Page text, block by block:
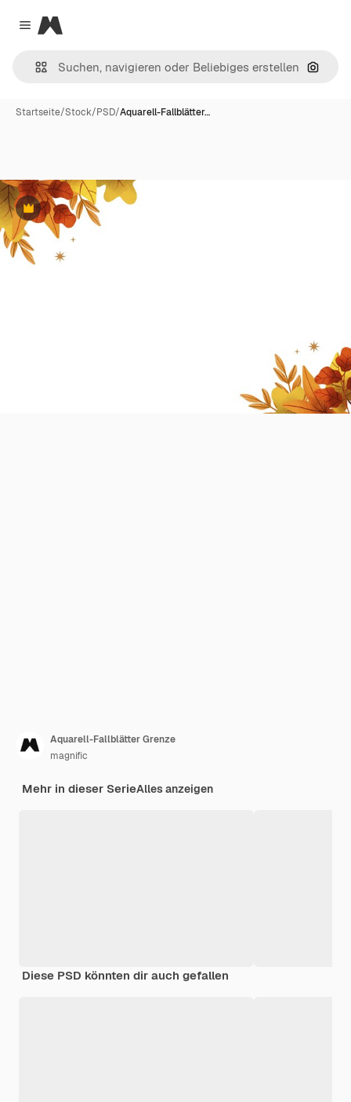
Close menu
Magnific
Nach
Startseite/Stock/PSD/Aquarell-Fallblätter…
Premium
Aquarell-Fallblätter Grenze
magnific
Mehr in dieser SerieAlles anzeigen
Diese PSD könnten dir auch gefallen